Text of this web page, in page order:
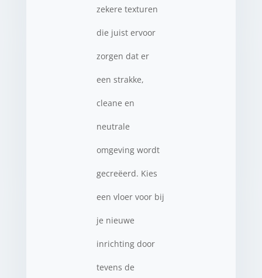
zekere texturen
die juist ervoor
zorgen dat er
een strakke,
cleane en
neutrale
omgeving wordt
gecreëerd. Kies
een vloer voor bij
je nieuwe
inrichting door
tevens de